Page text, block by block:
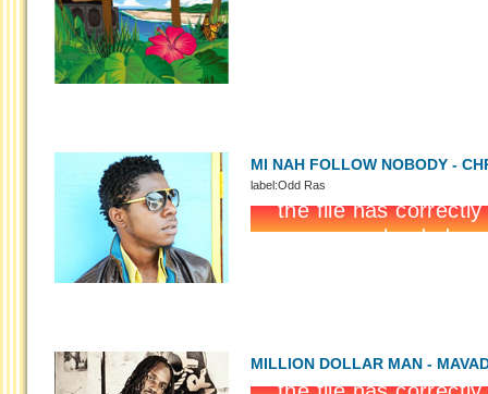
MI NAH FOLLOW NOBODY -
label:Odd Ras
MILLION DOLLAR MAN -